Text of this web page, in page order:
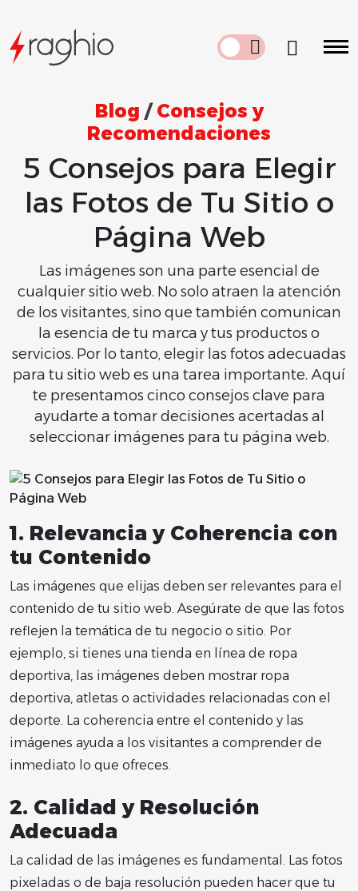
Blog /Consejos y
Recomendaciones
5 Consejos para Elegir
las Fotos de Tu Sitio o
Página Web
Las imágenes son una parte esencial de
cualquier sitio web. No solo atraen la atención
de los visitantes, sino que también comunican
la esencia de tu marca y tus productos o
servicios. Por lo tanto, elegir las fotos adecuadas
para tu sitio web es una tarea importante. Aquí
te presentamos cinco consejos clave para
ayudarte a tomar decisiones acertadas al
seleccionar imágenes para tu página web.
1. Relevancia y Coherencia con
tu Contenido
Las imágenes que elijas deben ser relevantes para el
contenido de tu sitio web. Asegúrate de que las fotos
reflejen la temática de tu negocio o sitio. Por
ejemplo, si tienes una tienda en línea de ropa
deportiva, las imágenes deben mostrar ropa
deportiva, atletas o actividades relacionadas con el
deporte. La coherencia entre el contenido y las
imágenes ayuda a los visitantes a comprender de
inmediato lo que ofreces.
2. Calidad y Resolución
Adecuada
La calidad de las imágenes es fundamental. Las fotos
pixeladas o de baja resolución pueden hacer que tu